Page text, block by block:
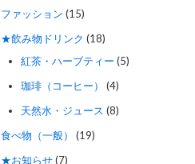
ファッション (15)
★飲み物ドリンク (18)
紅茶・ハーブティー (5)
珈琲（コーヒー）
(4)
天然水・ジュース (8)
食べ物（一般）
(19)
★お知らせ(7)